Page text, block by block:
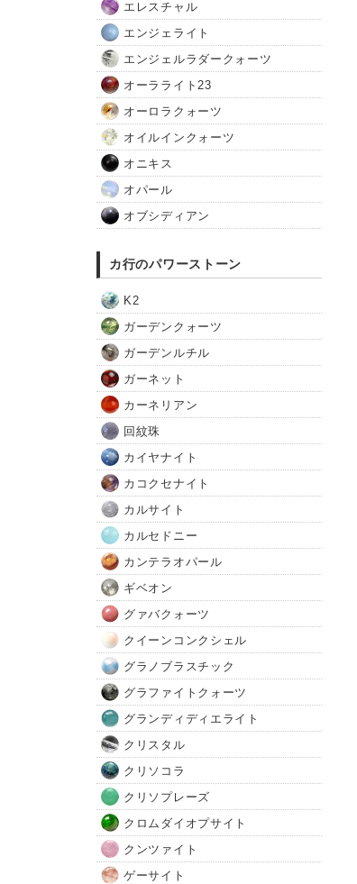
エレスチャル
エンジェライト
エンジェルラダークォーツ
オーラライト23
オーロラクォーツ
オイルインクォーツ
オニキス
オパール
オブシディアン
カ行のパワーストーン
K2
ガーデンクォーツ
ガーデンルチル
ガーネット
カーネリアン
回紋珠
カイヤナイト
カコクセナイト
カルサイト
カルセドニー
カンテラオパール
ギベオン
グァバクォーツ
クイーンコンクシェル
グラノブラスチック
グラファイトクォーツ
グランディディエライト
クリスタル
クリソコラ
クリソプレーズ
クロムダイオプサイト
クンツァイト
ゲーサイト